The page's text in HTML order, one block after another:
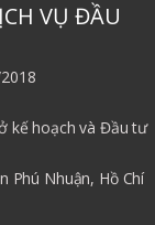
VỤ ĐẦU
kế hoạch và Đầu tư
Phú Nhuận, Hồ Chí